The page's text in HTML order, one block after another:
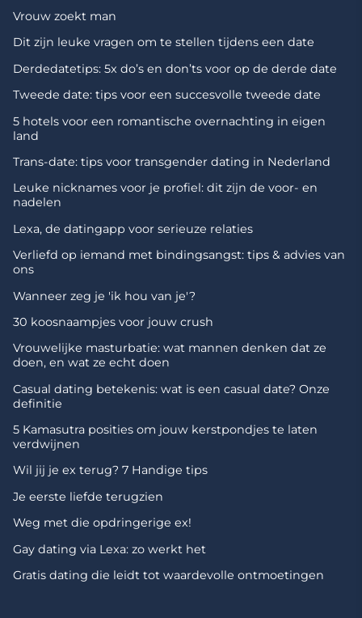
Vrouw zoekt man
Dit zijn leuke vragen om te stellen tijdens een date
Derdedatetips: 5x do’s en don’ts voor op de derde date
Tweede date: tips voor een succesvolle tweede date
5 hotels voor een romantische overnachting in eigen
land
Trans-date: tips voor transgender dating in Nederland
Leuke nicknames voor je profiel: dit zijn de voor- en
nadelen
Lexa, de datingapp voor serieuze relaties
Verliefd op iemand met bindingsangst: tips & advies van
ons
Wanneer zeg je 'ik hou van je'?
30 koosnaampjes voor jouw crush
Vrouwelijke masturbatie: wat mannen denken dat ze
doen, en wat ze echt doen
Casual dating betekenis: wat is een casual date? Onze
definitie
5 Kamasutra posities om jouw kerstpondjes te laten
verdwijnen
Wil jij je ex terug? 7 Handige tips
Je eerste liefde terugzien
Weg met die opdringerige ex!
Gay dating via Lexa: zo werkt het
Gratis dating die leidt tot waardevolle ontmoetingen